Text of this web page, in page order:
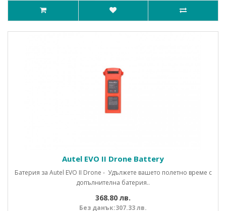
Autel EVO II Drone Battery
Батерия за Autel EVO II Drone - Удължете вашето полетно време с
допълнителна батерия..
368.80 лв.
Без данък:307.33 лв.